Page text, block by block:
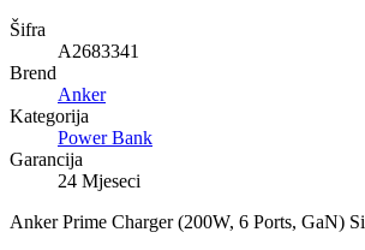
Šifra
A2683341
Brend
Anker
Kategorija
Power Bank
Garancija
24 Mjeseci
Anker Prime Charger (200W, 6 Ports, GaN)